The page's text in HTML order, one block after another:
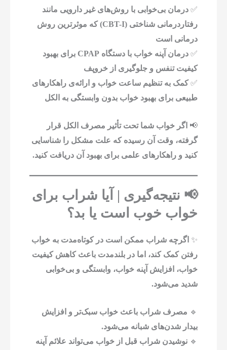
✅درمان بی‌خوابی با روش‌های غیر دارویی مانند
رفتاردرمانی شناختی (CBT-I) که موثرترین روش
درمانی است
✅
درمان آپنه خواب با دستگاه CPAP برای بهبود
کیفیت تنفس و جلوگیری از خروپف
✅کمک به تنظیم ساعت خواب و ارائه‌ی راهکارهای
طبیعی برای بهبود خواب بدون وابستگی به الکل
📢 اگر خواب شما تحت تأثیر مصرف الکل قرار
گرفته، وقت آن رسیده که علت مشکل را شناسایی
کنید و راهکارهای علمی برای بهبود آن دریافت کنید.
📢 نتیجه‌گیری | آیا شراب برای
خواب خوب است یا بد؟
✨ اگرچه شراب ممکن است در کوتاه‌مدت به خواب
رفتن کمک کند، اما در بلندمدت باعث کاهش کیفیت
خواب، افزایش آپنه خواب، وابستگی و بی‌خوابی
شدید می‌شود.
🔹 مصرف شراب باعث خواب سبک‌تر و افزایش
بیدار شدن‌های شبانه می‌شود.
🔹نوشیدن شراب قبل از خواب می‌تواند علائم آپنه